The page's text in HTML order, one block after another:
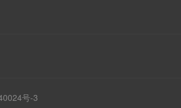
号-3